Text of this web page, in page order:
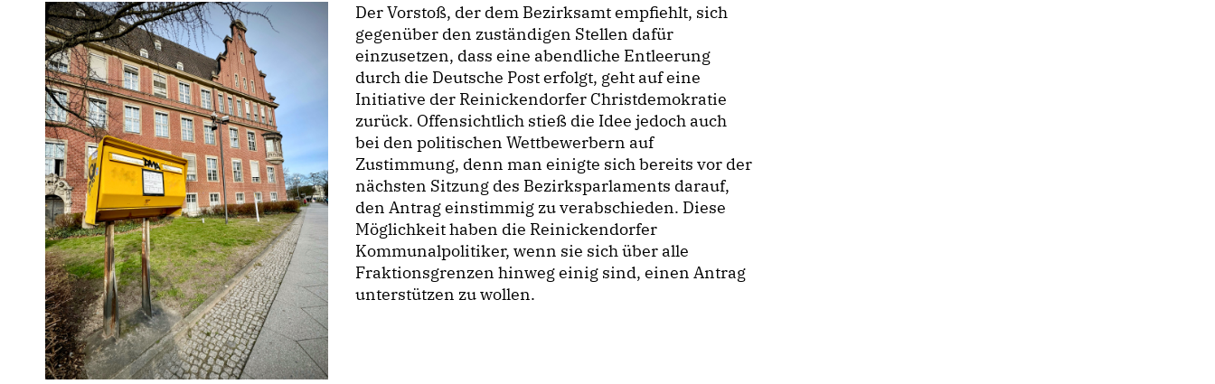
Der Vorstoß, der dem Bezirksamt empfiehlt, sich
gegenüber den zuständigen Stellen dafür
einzusetzen, dass eine abendliche Entleerung
durch die Deutsche Post erfolgt, geht auf eine
Initiative der Reinickendorfer Christdemokratie
zurück. Offensichtlich stieß die Idee jedoch auch
bei den politischen Wettbewerbern auf
Zustimmung, denn man einigte sich bereits vor der
nächsten Sitzung des Bezirksparlaments darauf,
den Antrag einstimmig zu verabschieden. Diese
Möglichkeit haben die Reinickendorfer
Kommunalpolitiker, wenn sie sich über alle
Fraktionsgrenzen hinweg einig sind, einen Antrag
unterstützen zu wollen.